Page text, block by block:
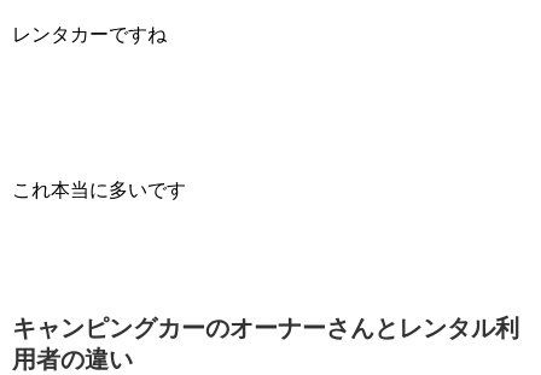
レンタカーですね
これ本当に多いです
キャンピングカーのオーナーさんとレンタル利
用者の違い